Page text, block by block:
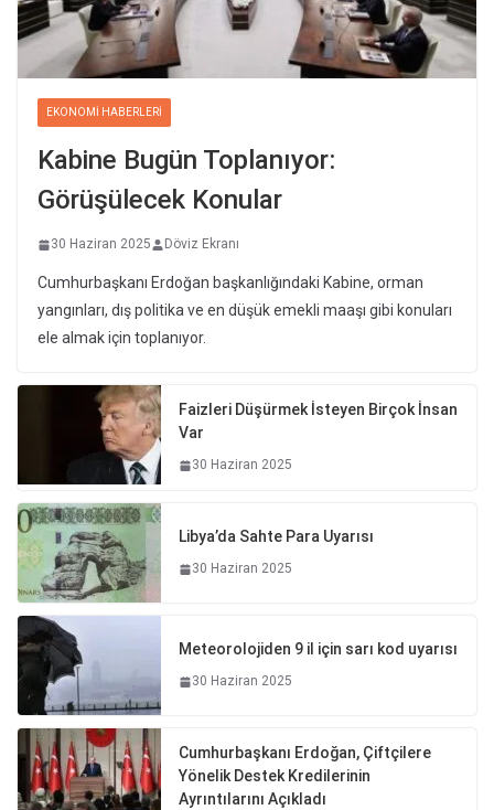
EKONOMI HABERLERI
Kabine Bugün Toplanıyor:
Görüşülecek Konular
30 Haziran 2025 Döviz Ekranı
Cumhurbaşkanı Erdoğan başkanlığındaki Kabine, orman
yangınları, dış politika ve en düşük emekli maaşı gibi konuları
ele almak için toplanıyor.
Faizleri Düşürmek İsteyen Birçok İnsan
Var
30 Haziran 2025
Libya’da Sahte Para Uyarısı
30 Haziran 2025
Meteorolojiden 9 il için sarı kod uyarısı
30 Haziran 2025
Cumhurbaşkanı Erdoğan, Çiftçilere
Yönelik Destek Kredilerinin
Ayrıntılarını Açıkladı